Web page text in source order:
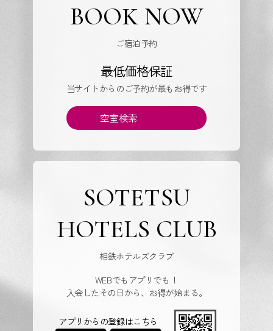
BOOK NOW
ご宿泊予約
最低価格保証
当サイトからのご予約が最もお得です
空室検索
SOTETSU
HOTELS CLUB
相鉄ホテルズクラブ
WEBでもアプリでも！
入会したその日から、お得が始まる。
アプリからの登録はこちら